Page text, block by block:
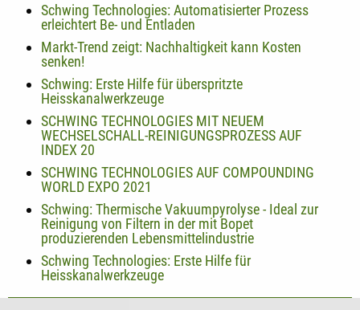
Schwing Technologies: Automatisierter Prozess
erleichtert Be- und Entladen
Markt-Trend zeigt: Nachhaltigkeit kann Kosten
senken!
Schwing: Erste Hilfe für überspritzte
Heisskanalwerkzeuge
SCHWING TECHNOLOGIES MIT NEUEM
WECHSELSCHALL-REINIGUNGSPROZESS AUF
INDEX 20
SCHWING TECHNOLOGIES AUF COMPOUNDING
WORLD EXPO 2021
Schwing: Thermische Vakuumpyrolyse - Ideal zur
Reinigung von Filtern in der mit Bopet
produzierenden Lebensmittelindustrie
Schwing Technologies: Erste Hilfe für
Heisskanalwerkzeuge